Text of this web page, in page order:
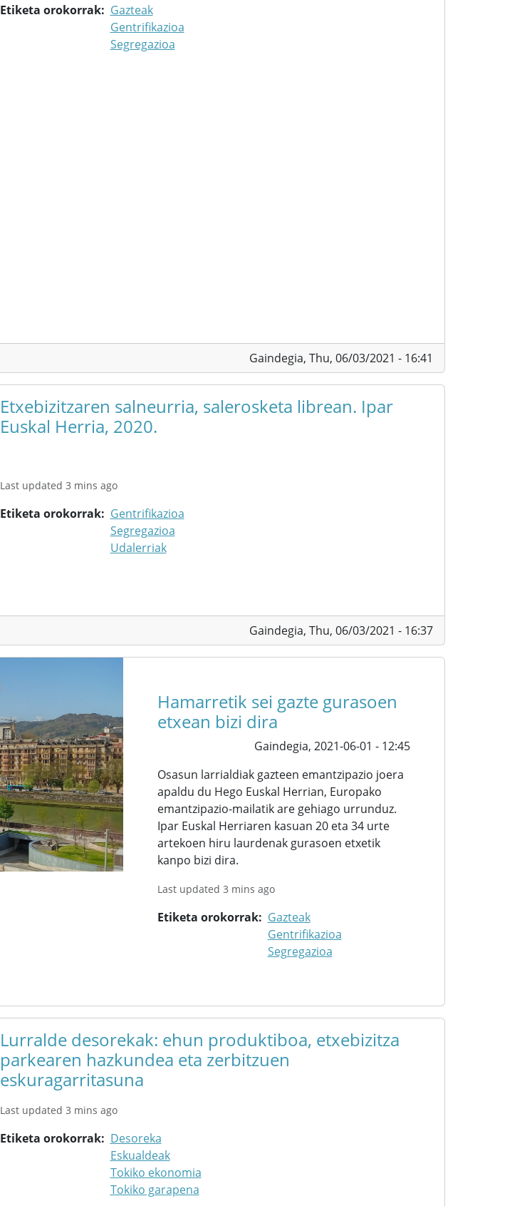
Etiketa orokorrak
Gazteak
Gentrifikazioa
Segregazioa
Gaindegia, Thu, 06/03/2021 - 16:41
Etxebizitzaren salneurria, salerosketa librean. Ipar
Euskal Herria, 2020.
Last updated 3 mins ago
Etiketa orokorrak
Gentrifikazioa
Segregazioa
Udalerriak
Gaindegia, Thu, 06/03/2021 - 16:37
Hamarretik sei gazte gurasoen
etxean bizi dira
Gaindegia, 2021-06-01 - 12:45
Osasun larrialdiak gazteen emantzipazio joera
apaldu du Hego Euskal Herrian, Europako
emantzipazio-mailatik are gehiago urrunduz.
Ipar Euskal Herriaren kasuan 20 eta 34 urte
artekoen hiru laurdenak gurasoen etxetik
kanpo bizi dira.
Last updated 3 mins ago
Etiketa orokorrak
Gazteak
Gentrifikazioa
Segregazioa
Lurralde desorekak: ehun produktiboa, etxebizitza
parkearen hazkundea eta zerbitzuen
eskuragarritasuna
Last updated 3 mins ago
Etiketa orokorrak
Desoreka
Eskualdeak
Tokiko ekonomia
Tokiko garapena